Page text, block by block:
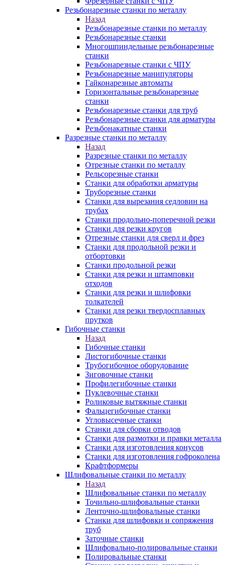
Резьбонарезные станки по металлу
Назад
Резьбонарезные станки по металлу
Резьбонарезные станки
Многошпиндельные резьбонарезные
станки
Резьбонарезные станки с ЧПУ
Резьбонарезные манипуляторы
Гайконарезные автоматы
Горизонтальные резьбонарезные
станки
Резьбонарезные станки для труб
Резьбонарезные станки для арматуры
Резьбонакатные станки
Разрезные станки по металлу
Назад
Разрезные станки по металлу
Отрезные станки по металлу
Рельсорезные станки
Станки для обработки арматуры
Труборезные станки
Станки для вырезания седловин на
трубаx
Станки продольно-поперечной резки
Станки для резки кругов
Отрезные станки для сверл и фрез
Станки для продольной резки и
отбортовки
Станки продольной резки
Станки для резки и штамповки
отходов
Станки для резки и шлифовки
толкателей
Станки для резки твердосплавных
прутков
Гибочные станки
Назад
Гибочные станки
Листогибочные станки
Трубогибочное оборудование
Зиговочные станки
Профилегибочные станки
Пуклевочные станки
Роликовые вытяжные станки
Фальцегибочные станки
Угловысечные станки
Станки для сборки отводов
Станки для размотки и правки металла
Станки для изготовления конусов
Станки для изготовления гофроколена
Крафтформеры
Шлифовальные станки по металлу
Назад
Шлифовальные станки по металлу
Точильно-шлифовальные станки
Ленточно-шлифовальные станки
Станки для шлифовки и сопряжения
труб
Заточные станки
Шлифовально-полировальные станки
Полировальные станки